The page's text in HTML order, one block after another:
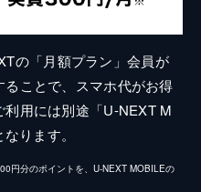
の「月額プラン」会員が
ことで、スマホ代がお得
用には別途「U-NEXT M
ります。
円分のポイントを、U-NEXT MOBILEの